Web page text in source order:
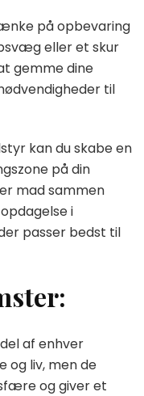
på opbevaring
eller et skur
gemme dine
til
kan du skabe en
på din
mad sammen
i
passer bedst til
af enhver
og liv, men de
og giver et